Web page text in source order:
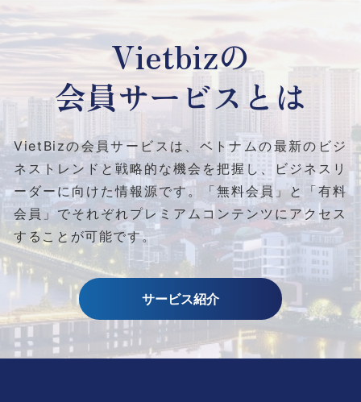
Vietbizの
会員サービスとは
VietBizの会員サービスは、ベトナムの最新のビジ
ネストレンドと戦略的な機会を把握し、ビジネスリ
ーダーに向けた情報源です。
「無料会員」と「有料
会員」でそれぞれプレミアムコンテンツにアクセス
することが可能です。
サービス紹介